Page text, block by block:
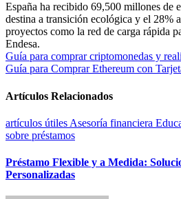
España ha recibido 69,500 millones de
destina a transición ecológica y el 28%
proyectos como la red de carga rápida
Endesa.
Navegación
de
entradas
Guía para comprar criptomonedas y
Guía para Comprar Ethereum con
Artículos Relacionados
artículos útiles Asesoría financiera
sobre préstamos
Préstamo Flexible y a Medida:
Personalizadas